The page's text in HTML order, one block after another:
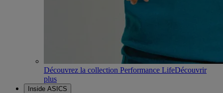
Découvrez la collection Performance LifeDécouvrir
plus
Inside ASICS